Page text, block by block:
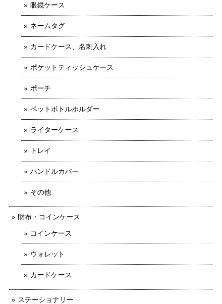
眼鏡ケース
ネームタグ
カードケース、名刺入れ
ポケットティッシュケース
ポーチ
ペットボトルホルダー
ライターケース
トレイ
ハンドルカバー
その他
財布・コインケース
コインケース
ウォレット
カードケース
ステーショナリー